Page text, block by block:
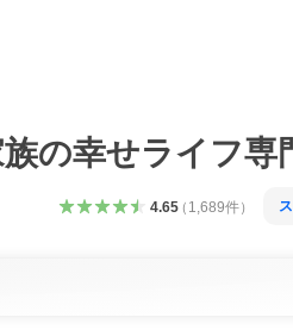
の幸せライフ専
4.65（ 1,689件）